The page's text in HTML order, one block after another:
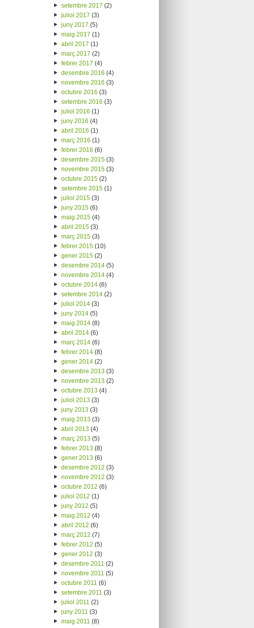
setembre 2017 (2)
juliol 2017 (3)
juny 2017 (5)
maig 2017 (1)
abril 2017 (1)
març 2017 (2)
febrer 2017 (4)
desembre 2016 (4)
novembre 2016 (3)
octubre 2016 (3)
setembre 2016 (3)
juliol 2016 (1)
juny 2016 (4)
abril 2016 (1)
març 2016 (1)
febrer 2016 (6)
desembre 2015(3)
novembre 2015(3)
octubre 2015(2)
setembre 2015(1)
juliol 2015(3)
juny 2015(6)
maig 2015(4)
abril 2015(3)
març 2015(3)
febrer 2015(10)
gener 2015(2)
desembre 2014(5)
novembre 2014(4)
octubre 2014(6)
setembre 2014(2)
juliol 2014(3)
juny 2014(5)
maig 2014(8)
abril 2014(6)
març 2014(6)
febrer 2014(8)
gener 2014(2)
desembre 2013(3)
novembre 2013(2)
octubre 2013(4)
juliol 2013(3)
juny 2013(3)
maig 2013(3)
abril 2013(4)
març 2013(5)
febrer 2013(8)
gener 2013(6)
desembre 2012 (3)
novembre 2012 (3)
octubre 2012 (6)
juliol 2012 (1)
juny 2012 (5)
maig 2012 (4)
abril 2012 (6)
març 2012 (7)
febrer 2012 (5)
gener 2012 (3)
desembre 2011 (2)
novembre 2011 (5)
octubre 2011 (6)
setembre 2011 (3)
juliol 2011 (2)
juny 2011 (3)
maig 2011 (8)